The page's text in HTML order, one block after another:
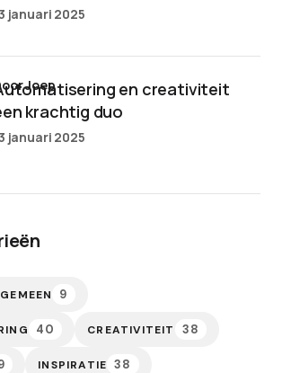
januari 2025
en creativiteit
krachtig duo
door Joep
januari 2025
9
40 CREATIVITEIT 38
INSPIRATIE 38